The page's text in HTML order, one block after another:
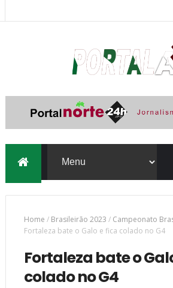
Home / Brasileirão 2023 / Campeonato
Fortaleza bate o Galo e fica colado no G4
Fortaleza bate o
colado no G4